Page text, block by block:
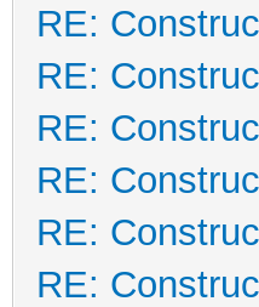
RE:
RE:
RE:
RE:
RE:
RE: